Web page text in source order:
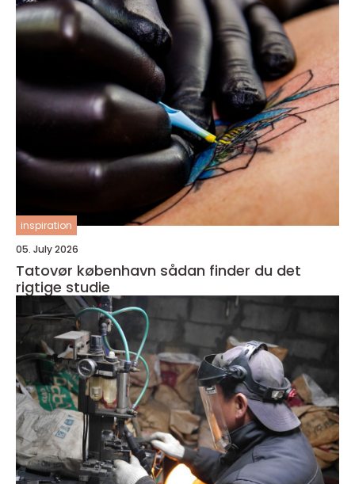
inspiration
05. July 2026
Tatovør københavn sådan finder du det
rigtige studie